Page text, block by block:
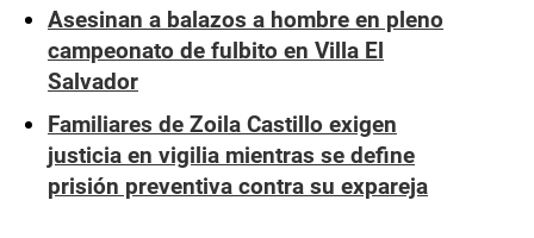
Asesinan a balazos a hombre en pleno
campeonato de fulbito en Villa El
Salvador
Familiares de Zoila Castillo exigen
justicia en vigilia mientras se define
prisión preventiva contra su expareja